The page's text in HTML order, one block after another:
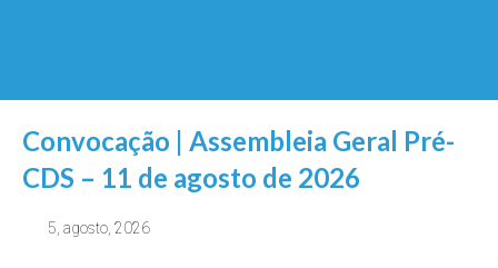
Convocação | Assembleia Geral Pré-
CDS – 11 de agosto de 2026
5, agosto, 2026